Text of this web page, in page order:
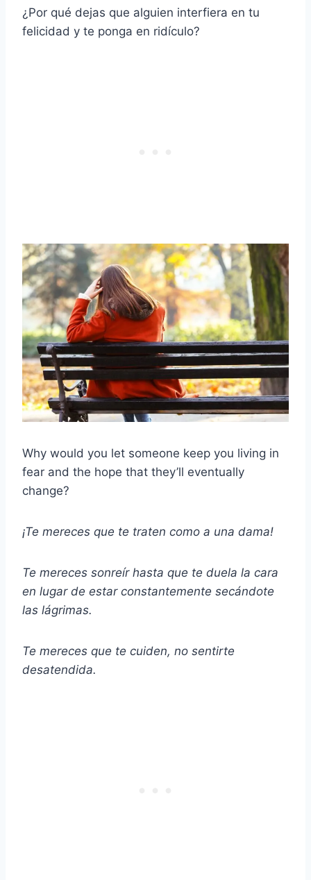
¿Por qué dejas que alguien interfiera en tu
felicidad y te ponga en ridículo?
Why would you let someone keep you living in
fear and the hope that they’ll eventually
change?
¡Te mereces que te traten como a una dama!
Te mereces sonreír hasta que te duela la cara
en lugar de estar constantemente secándote
las lágrimas.
Te mereces que te cuiden, no sentirte
desatendida.